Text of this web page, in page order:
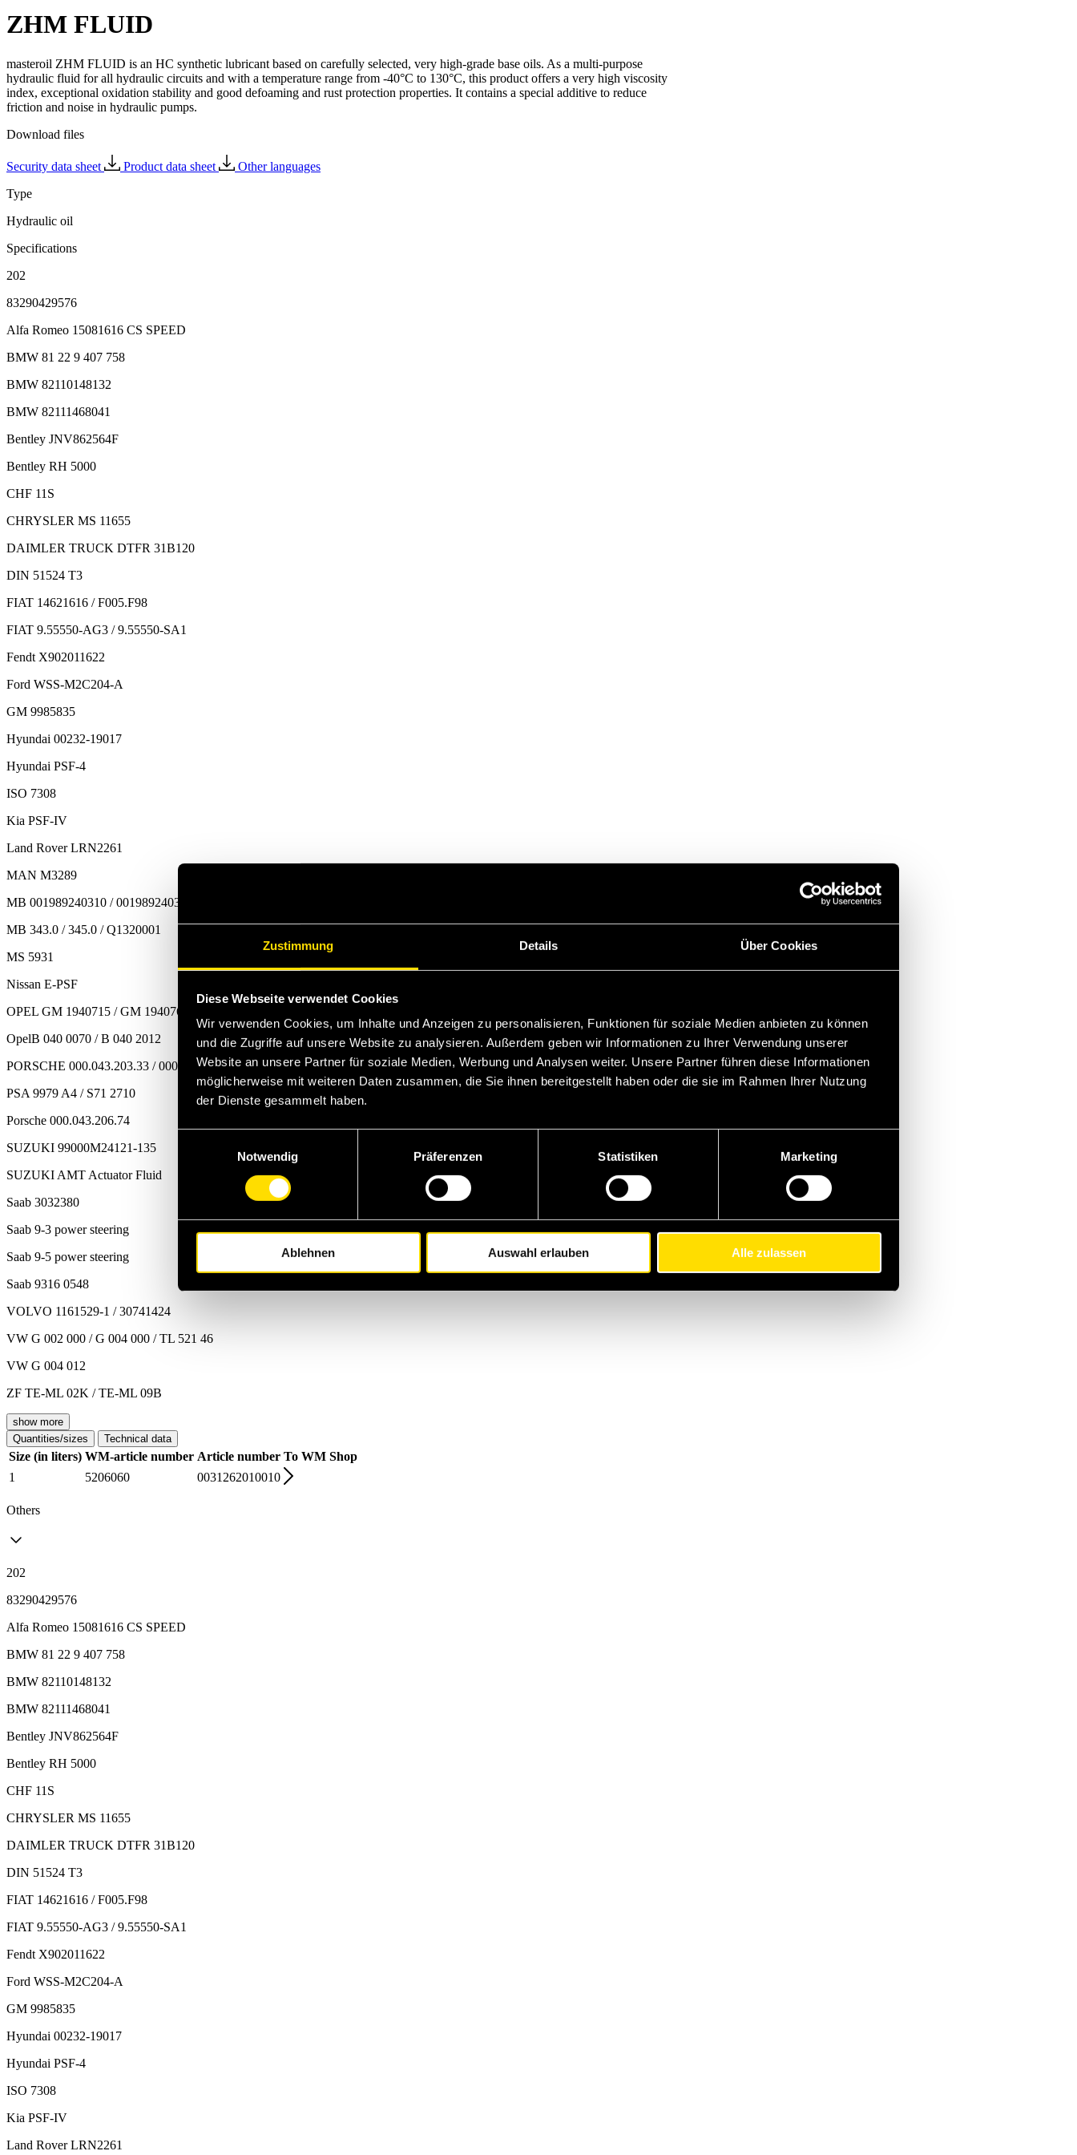
Zustimmung Details Über Cookies
Diese Webseite verwendet Cookies
Wir verwenden Cookies, um Inhalte und Anzeigen zu personalisieren, Funktionen für soziale Medien anbieten zu können
und die Zugriffe auf unsere Website zu analysieren. Außerdem geben wir Informationen zu Ihrer Verwendung unserer
Website an unsere Partner für soziale Medien, Werbung und Analysen weiter. Unsere Partner führen diese Informationen
möglicherweise mit weiteren Daten zusammen, die Sie ihnen bereitgestellt haben oder die sie im Rahmen Ihrer Nutzung
der Dienste gesammelt haben.
Notwendig
Präferenzen Statistiken Marketing
Ablehnen Auswahl erlauben Alle zulassen
ZHM FLUID
masteroil ZHM FLUID is an HC synthetic lubricant based on carefully selected, very high-grade base oils. As a multi-purpose
hydraulic fluid for all hydraulic circuits and with a temperature range from -40°C to 130°C, this product offers a very high viscosity
index, exceptional oxidation stability and good defoaming and rust protection properties. It contains a special additive to reduce
friction and noise in hydraulic pumps.
Download files
Security data sheet Product data sheet
Other languages
Type
Hydraulic oil
Specifications
202
83290429576
Alfa Romeo 15081616 CS SPEED
BMW 81 22 9 407 758
BMW 82110148132
BMW 82111468041
Bentley JNV862564F
Bentley RH 5000
CHF 11S
CHRYSLER MS 11655
DAIMLER TRUCK DTFR 31B120
DIN 51524 T3
FIAT 14621616 / F005.F98
FIAT 9.55550-AG3 / 9.55550-SA1
Fendt X902011622
Ford WSS-M2C204-A
GM 9985835
Hyundai 00232-19017
Hyundai PSF-4
ISO 7308
Kia PSF-IV
Land Rover LRN2261
MAN M3289
MB 001989240310 / 001989240312
MB 343.0 / 345.0 / Q1320001
MS 5931
Nissan E-PSF
OPEL GM 1940715 / GM 1940766
OpelB 040 0070 / B 040 2012
PORSCHE 000.043.203.33 / 000.043.206.56
PSA 9979 A4 / S71 2710
Porsche 000.043.206.74
SUZUKI 99000M24121-135
SUZUKI AMT Actuator Fluid
Saab 3032380
Saab 9-3 power steering
Saab 9-5 power steering
Saab 9316 0548
VOLVO 1161529-1 / 30741424
VW G 002 000 / G 004 000 / TL 521 46
VW G 004 012
ZF TE-ML 02K / TE-ML 09B
show more
Quantities/sizes
Technical data
Size (in liters) WM-article number Article number To WM Shop
1
5206060 0031262010010
Others
202
83290429576
Alfa Romeo 15081616 CS SPEED
BMW 81 22 9 407 758
BMW 82110148132
BMW 82111468041
Bentley JNV862564F
Bentley RH 5000
CHF 11S
CHRYSLER MS 11655
DAIMLER TRUCK DTFR 31B120
DIN 51524 T3
FIAT 14621616 / F005.F98
FIAT 9.55550-AG3 / 9.55550-SA1
Fendt X902011622
Ford WSS-M2C204-A
GM 9985835
Hyundai 00232-19017
Hyundai PSF-4
ISO 7308
Kia PSF-IV
Land Rover LRN2261